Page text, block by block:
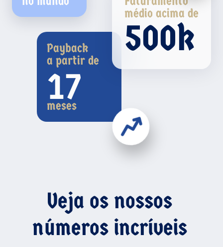
17
meses
Payback
a partir de
500k
médio acima de
Veja os nossos
números incríveis